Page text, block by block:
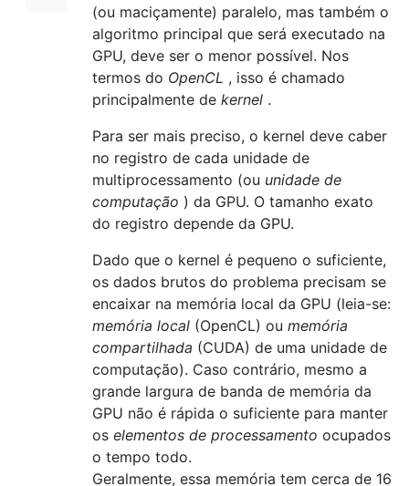
(ou maciçamente) paralelo, mas também o
algoritmo principal que será executado na
GPU, deve ser o menor possível. Nos
termos do OpenCL , isso é chamado
principalmente de kernel .
Para ser mais preciso, o kernel deve caber
no registro de cada unidade de
multiprocessamento (ou unidade de
computação ) da GPU. O tamanho exato
do registro depende da GPU.
Dado que o kernel é pequeno o suficiente,
os dados brutos do problema precisam se
encaixar na memória local da GPU (leia-se:
memória local (OpenCL) ou memória
compartilhada (CUDA) de uma unidade de
computação). Caso contrário, mesmo a
grande largura de banda de memória da
GPU não é rápida o suficiente para manter
os elementos de processamento ocupados
o tempo todo.
Geralmente, essa memória tem cerca de 16